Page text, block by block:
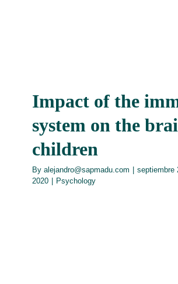
Impact of the
system on the
children
By alejandro@sapmadu.com
septiembre
2020
Psychology